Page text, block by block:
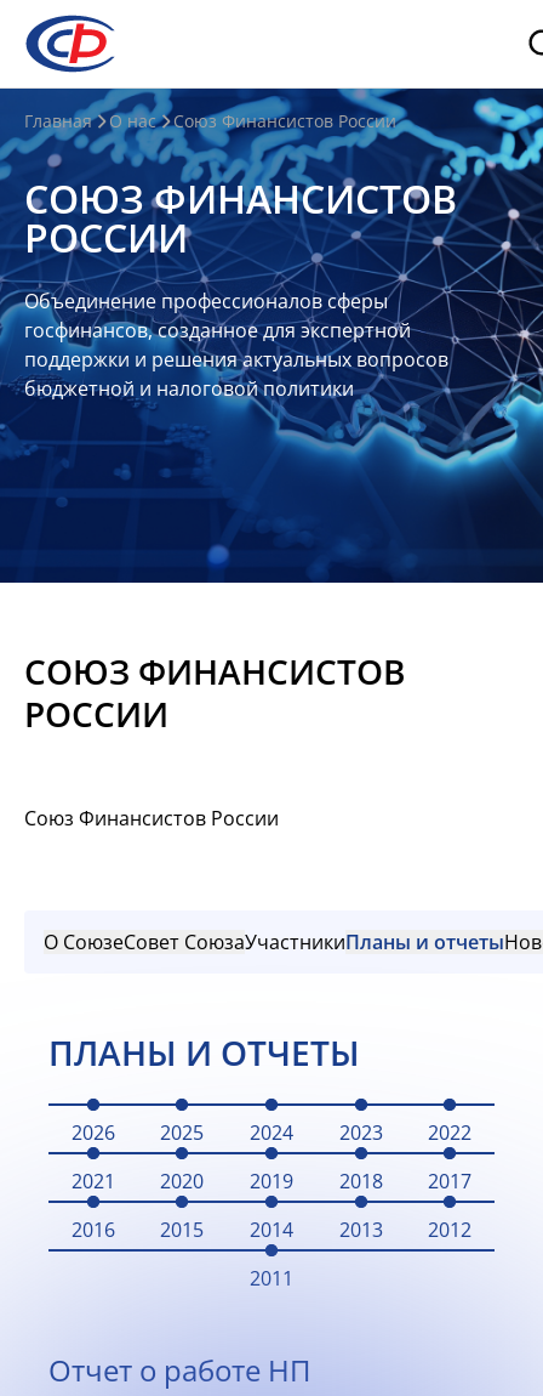
О
нас
О
СФР
Совет
Союза
Участники
Планы
отчеты
Контакты
Материалы
Главная О нас Союз Финансистов России
СОЮЗ ФИНАНСИСТОВ
РОССИИ
Объединение профессионалов сферы
госфинансов, созданное для экспертной
поддержки и решения актуальных вопросов
бюджетной и налоговой политики
СОЮЗ ФИНАНСИСТОВ
РОССИИ
Союз Финансистов России
О СоюзеСовет СоюзаУчастникиПланы и отчеты
ПЛАНЫ И ОТЧЕТЫ
2026 2025 2024 2023
2022
2021
2020 2019 2018
2017
2016
2015 2014 2013
2012
2011
Отчет о работе НП